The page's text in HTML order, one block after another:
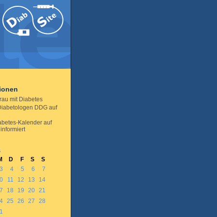
mit Diabetes
DDG auf
Kalender auf
D F S
S
3 4 5 6
7
11 12 13
14
18 19 20 21
25 26 27
28